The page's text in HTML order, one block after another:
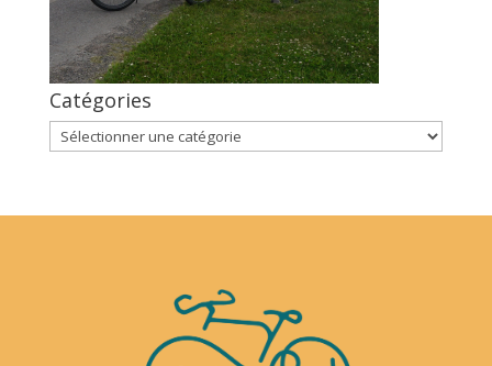
Catégories
Catégories